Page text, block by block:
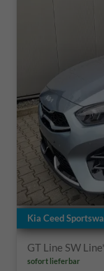
Kia Ceed
GT Line SW
sofort lieferbar